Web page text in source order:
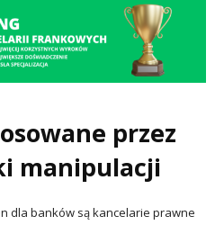
przez
manipulacji
dla banków są kancelarie prawne